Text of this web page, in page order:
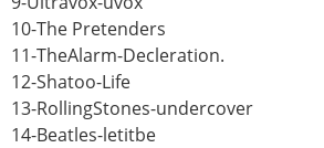
10-The Pretenders
11-TheAlarm-Decleration.
12-Shatoo-Life
13-RollingStones-undercover
14-Beatles-letitbe